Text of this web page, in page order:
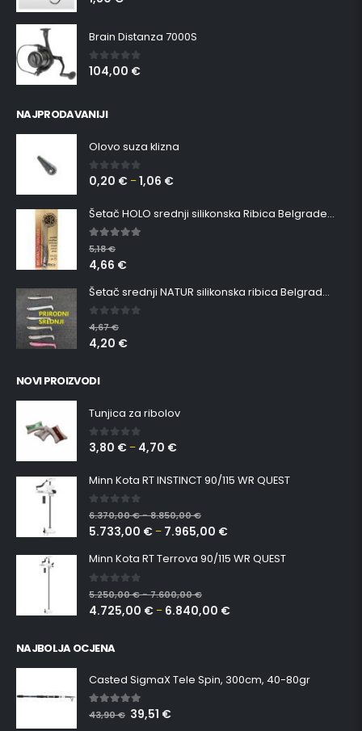
Brain Distanza 7000S
0out of 5
104,00 €
NAJPRODAVANIJI
Olovo suza klizna
0 out of 5
0,20 € –1,06 €
Šetač HOLO srednji silikonska Ribica Belgrade Walker
5.00out of 5
5,18€
4,66 €
Šetač srednji NATUR silikonska ribica Belgrade Walker
0 out of 5
4,67€
4,20 €
NOVI PROIZVODI
Tunjica za ribolov
0 out of 5
3,80 € – 4,70 €
Minn Kota RT INSTINCT 90/115 WR QUEST
0 out of 5
6.370,00€–8.850,00€
5.733,00 € – 7.965,00 €
Minn Kota RT Terrova 90/115 WR QUEST
0 out of 5
5.250,00€–7.600,00€
4.725,00 € – 6.840,00 €
NAJBOLJA OCJENA
Casted SigmaX Tele Spin, 300cm, 40-80gr
5.00out of 5
43,90€ 39,51 €